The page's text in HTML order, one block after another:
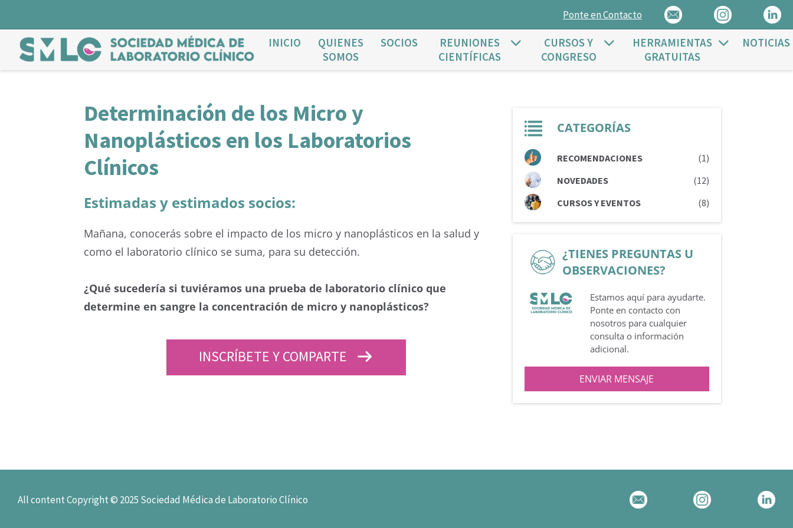
Ponte en Contacto
INICIO
QUIENES
SOMOS
SOCIOS
REUNIONES
CIENTÍFICAS
CURSOS Y
CONGRESO
HERRAMIENTAS
GRATUITAS
NOTICIAS
Determinación de los Micro y
Nanoplásticos en los Laboratorios
Clínicos
Estimadas y estimados socios:
Mañana, conocerás sobre el impacto de los micro y nanoplásticos en la salud y
como el laboratorio clínico se suma, para su detección.
¿Qué sucedería si tuviéramos una prueba de laboratorio clínico que
determine en sangre la concentración de micro y nanoplásticos?
INSCRÍBETE Y COMPARTE
CATEGORÍAS
RECOMENDACIONES
(1)
NOVEDADES
(12)
CURSOS Y EVENTOS
(8)
¿TIENES PREGUNTAS U
OBSERVACIONES?
Estamos aquí para ayudarte.
Ponte en contacto con
nosotros para cualquier
consulta o información
adicional.
ENVIAR MENSAJE
All content Copyright © 2025 Sociedad Médica de Laboratorio Clínico